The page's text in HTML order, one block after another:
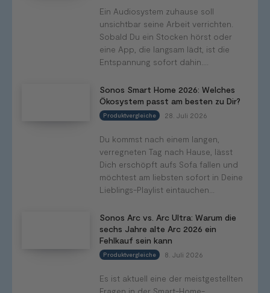
Ein Audiosystem zuhause soll
unsichtbar seine Arbeit verrichten.
Sobald Du ein Stocken hörst oder
eine App, die langsam lädt, ist die
Entspannung sofort dahin....
Sonos Smart Home 2026: Welches
Ökosystem passt am besten zu Dir?
Produktvergleiche 28. Juli 2026
Du kommst nach einem langen,
verregneten Tag nach Hause, lässt
Dich erschöpft aufs Sofa fallen und
möchtest am liebsten sofort in Deine
Lieblings-Playlist eintauchen...
Sonos Arc vs. Arc Ultra: Warum die
sechs Jahre alte Arc 2026 ein
Fehlkauf sein kann
Produktvergleiche 8. Juli 2026
Es ist aktuell eine der meistgestellten
Fragen in der Smart-Home-